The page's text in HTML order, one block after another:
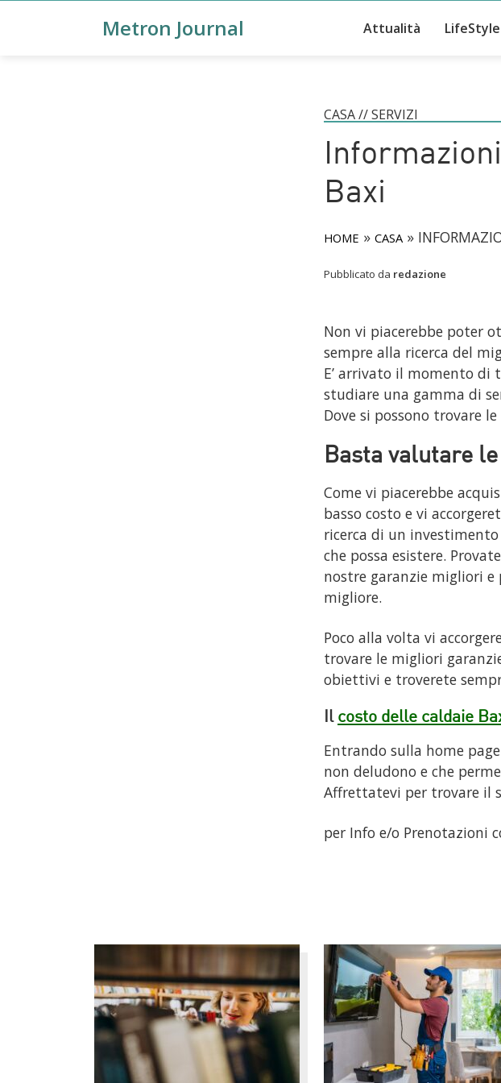
Metron Journal Attualità LifeStyle
CASA//SERVIZI
Baxi
HOME » CASA »
Pubblicato da redazione
Non vi piacerebbe poter
sempre alla ricerca del
E’ arrivato il momento
studiare una gamma di
Dove si possono trovare
Basta valutare
Come vi piacerebbe
basso costo e vi
ricerca di un
che possa esistere.
nostre garanzie migliori
migliore.
Poco alla volta vi
trovare le migliori
obiettivi e troverete
Il costo delle caldaie
Entrando sulla home
non deludono e che
Affrettatevi per trovare il
per Info e/o Prenotazioni